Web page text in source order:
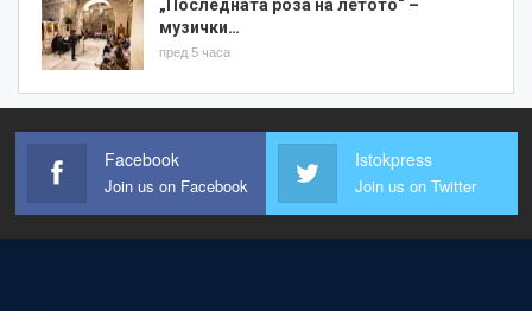
„Последната роза на летото“ –
музички…
пред 5 часа
Facebook
Join us on Facebook
Istokpress
Join us on Twitter